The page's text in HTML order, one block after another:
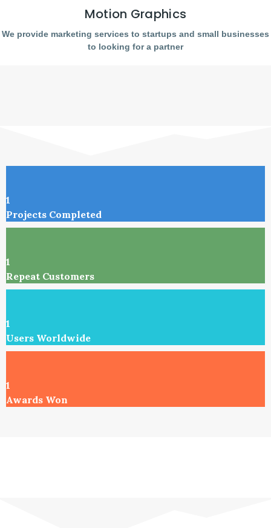
Motion Graphics
We provide marketing services to startups and small businesses
to looking for a partner
1
Projects Completed
1
Repeat Customers
1
Users Worldwide
1
Awards Won